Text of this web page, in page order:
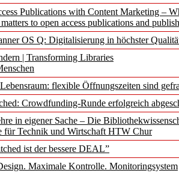
Publications with Content Marketing –
to open access publications and
OS Q: Digitalisierung in höchster
| Transforming Libraries
flexible Öffnungszeiten sind
Crowdfunding-Runde erfolgreich
in eigener Sache – Die
für Technik und Wirtschaft HTW Chur
ist der bessere DEAL”
Maximale Kontrolle. Monitoringsystem
Data Mining
– KI
Mining
der Bedarf